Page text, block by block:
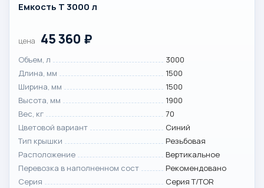
Емкость T 3000 л
цена 45 360 ₽
Объем, л
3000
Длина, мм
1500
Ширина, мм
1500
Высота, мм
1900
Вес, кг
70
Цветовой вариант
Синий
Тип крышки
Резьбовая
Расположение
Вертикальное
Перевозка в наполненном сост
Рекомендовано
Серия
Серия T/TOR